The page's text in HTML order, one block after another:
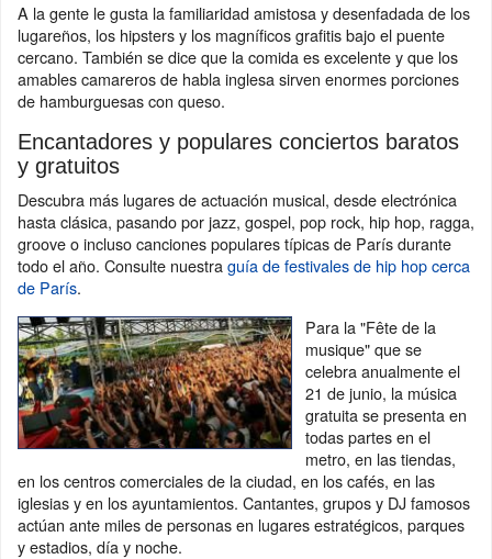
A la gente le gusta la familiaridad amistosa y desenfadada de los
lugareños, los hipsters y los magníficos grafitis bajo el puente
cercano. También se dice que la comida es excelente y que los
amables camareros de habla inglesa sirven enormes porciones
de hamburguesas con queso.
Encantadores y populares conciertos baratos
y gratuitos
Descubra más lugares de actuación musical, desde electrónica
hasta clásica, pasando por jazz, gospel, pop rock, hip hop, ragga,
groove o incluso canciones populares típicas de París durante
todo el año. Consulte nuestraguía de festivales de hip hop cerca
de París.
Para la "Fête de la
musique" que se
celebra anualmente el
21 de junio, la música
gratuita se presenta en
todas partes en el
metro, en las tiendas,
en los centros comerciales de la ciudad, en los cafés, en las
iglesias y en los ayuntamientos. Cantantes, grupos y DJ famosos
actúan ante miles de personas en lugares estratégicos, parques
y estadios, día y noche.